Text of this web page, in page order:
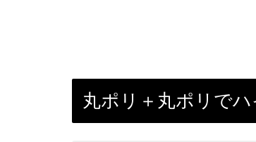
丸ポリ＋丸ポリで